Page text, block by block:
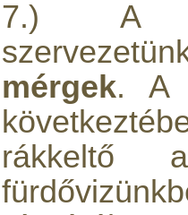
7.) A
mérgek. A
rákkeltő